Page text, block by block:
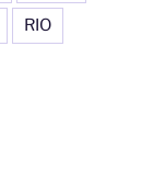
RIO